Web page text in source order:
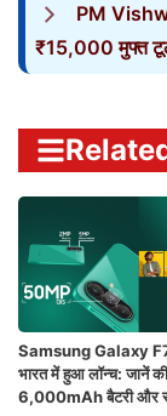
PM
₹15,000 मुफ्त
Samsung Galaxy
भारत में हुआ लॉन्च: जानें
6,000mAh बैटरी और